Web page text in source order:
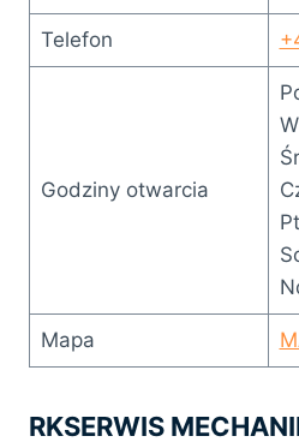
Telefon
Godziny otwarcia
Mapa
RKSERWIS